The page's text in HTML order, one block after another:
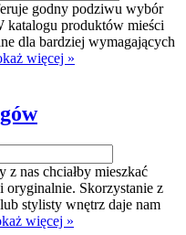
godny podziwu wybór
katalogu produktów mieści
dla bardziej wymagających
więcej »
nas chciałby mieszkać
oryginalnie. Skorzystanie z
stylisty wnętrz daje nam
więcej »